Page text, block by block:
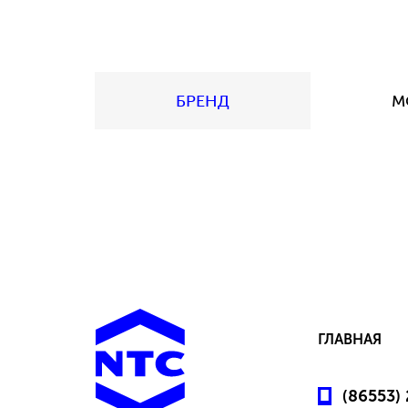
БРЕНД
ГЛАВНАЯ